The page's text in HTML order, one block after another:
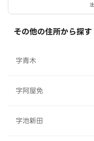
その他の住所から探す
字青木
字阿屋免
字池新田